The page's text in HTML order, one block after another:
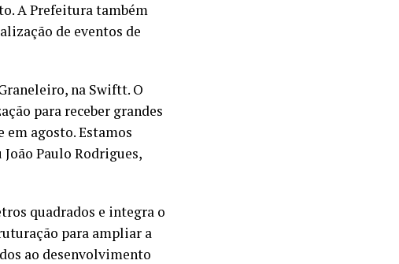
A Prefeitura também
de eventos de
na Swiftt. O
para receber grandes
em agosto. Estamos
Paulo Rodrigues,
quadrados e integra o
para ampliar a
ao desenvolvimento